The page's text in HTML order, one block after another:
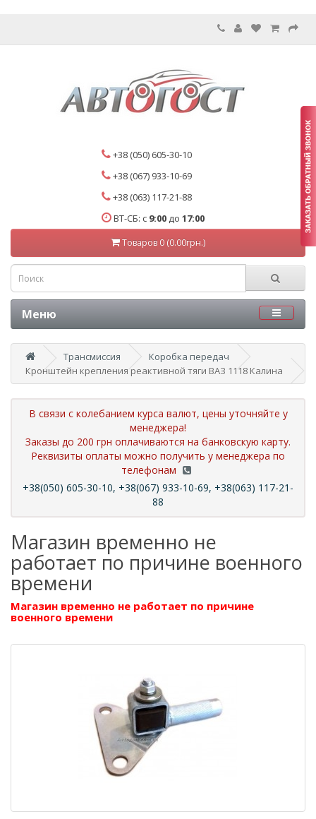
+38 (050) 605-30-10
+38 (067) 933-10-69
+38 (063) 117-21-88
ВТ-СБ: с 9:00 до 17:00
Товаров 0 (0.00грн.)
Меню
Трансмиссия
Коробка передач
Кронштейн крепления реактивной тяги ВАЗ 1118 Калина
В связи с колебанием курса валют, цены уточняйте у
менеджера!
Заказы до 200 грн оплачиваются на банковскую карту.
Реквизиты оплаты можно получить у менеджера по
телефонам
+38(050) 605-30-10, +38(067) 933-10-69, +38(063) 117-21-
88
Магазин временно не
работает по причине военного
времени
Магазин временно не работает по причине
военного времени